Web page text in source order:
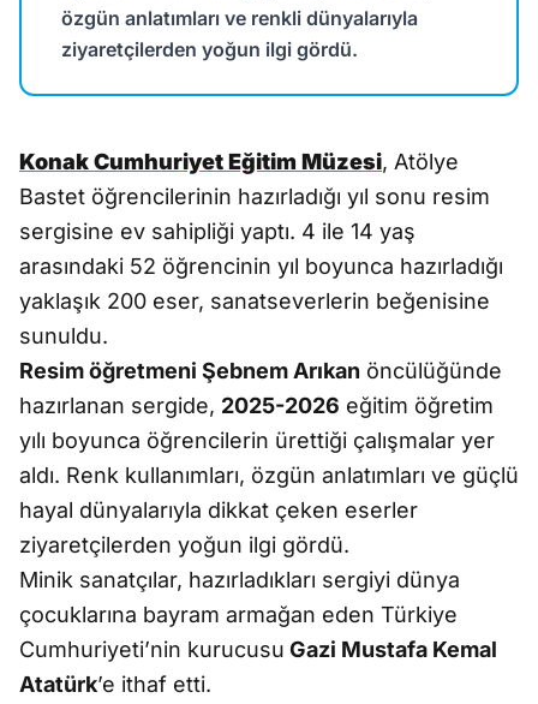
özgün anlatımları ve renkli dünyalarıyla
ziyaretçilerden yoğun ilgi gördü.
Konak Cumhuriyet Eğitim Müzesi, Atölye
Bastet öğrencilerinin hazırladığı yıl sonu resim
sergisine ev sahipliği yaptı. 4 ile 14 yaş
arasındaki 52 öğrencinin yıl boyunca hazırladığı
yaklaşık 200 eser, sanatseverlerin beğenisine
sunuldu.
Resim öğretmeni Şebnem Arıkan öncülüğünde
hazırlanan sergide, 2025-2026 eğitim öğretim
yılı boyunca öğrencilerin ürettiği çalışmalar yer
aldı. Renk kullanımları, özgün anlatımları ve güçlü
hayal dünyalarıyla dikkat çeken eserler
ziyaretçilerden yoğun ilgi gördü.
Minik sanatçılar, hazırladıkları sergiyi dünya
çocuklarına bayram armağan eden Türkiye
Cumhuriyeti’nin kurucusu Gazi Mustafa Kemal
Atatürk’e ithaf etti.